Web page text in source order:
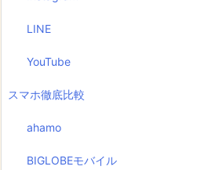
LINE
YouTube
スマホ徹底比較
ahamo
BIGLOBEモバイル